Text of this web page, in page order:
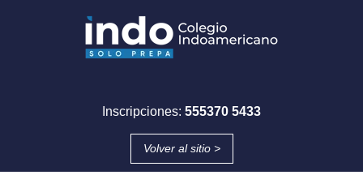
Inscripciones: 555370 5433
Volver al sitio >